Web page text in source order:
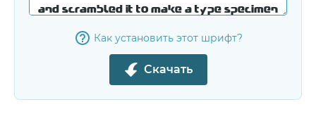
Как установить этот шрифт?
Скачать